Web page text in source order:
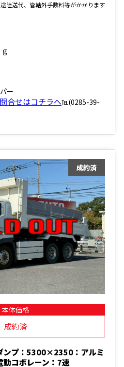
陸送代、管轄外手数料等がかかります
ー
合せはコチラへ℡(0285-39-
本体価格
成約済
ンプ：5300×2350：アルミ
コボレーン：7速